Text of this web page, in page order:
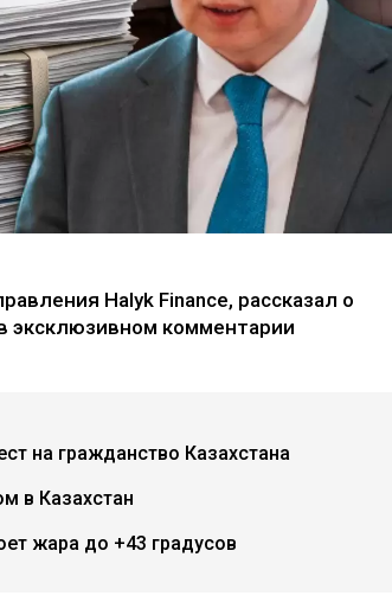
Halyk Finance, рассказал о
эксклюзивном комментарии
на гражданство Казахстана
в Казахстан
жара до +43 градусов